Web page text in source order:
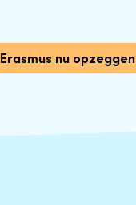
Erasmus nu opzeggen